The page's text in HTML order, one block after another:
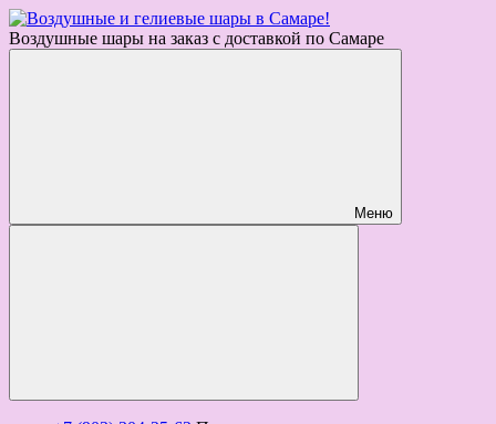
Воздушные шары на заказ с доставкой по Самаре
Меню